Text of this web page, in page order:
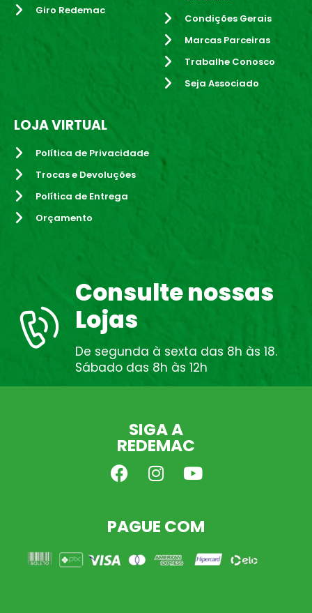
Giro Redemac
Condições Gerais
Marcas Parceiras
Trabalhe Conosco
Seja Associado
LOJA VIRTUAL
Política de Privacidade
Trocas e Devoluções
Política de Entrega
Orçamento
Consulte nossas
Lojas
De segunda à sexta das 8h às 18.
Sábado das 8h às 12h
SIGA A
REDEMAC
PAGUE COM